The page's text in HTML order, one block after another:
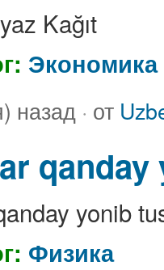
Kağıt
Экономика
назад · от
yonib
Физика